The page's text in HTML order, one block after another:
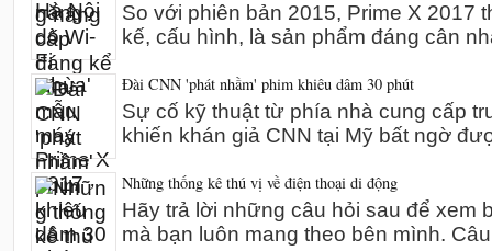
So với phiên bản 2015, Prime X 2017
kế, cấu hình, là sản phẩm đáng cân
Đài CNN 'phát nhầm' phim khiêu dâm 30 phút
Sự cố kỹ thuật từ phía nhà cung cấp
khiến khán giả CNN tại Mỹ bất ngờ
Những thống kê thú vị về điện thoại di động
Hãy trả lời những câu hỏi sau để xem
mà bạn luôn mang theo bên mình.